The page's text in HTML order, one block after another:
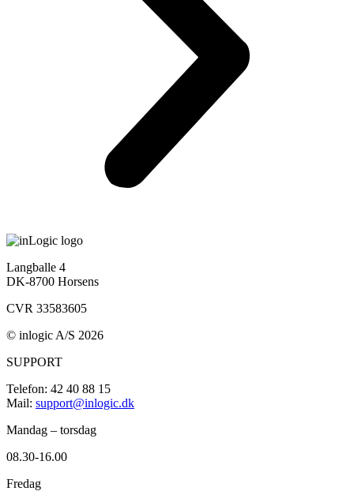
Langballe 4
DK-8700 Horsens
CVR 33583605
© inlogic A/S 2026
SUPPORT
Telefon: 42 40 88 15
Mail: support@inlogic.dk
Mandag – torsdag
08.30-16.00
Fredag